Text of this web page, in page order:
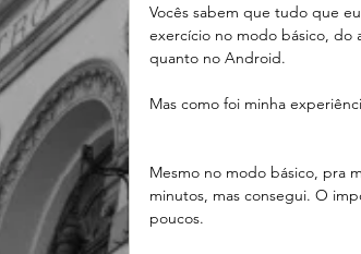
Vocês sabem que tudo que
exercício no modo básico, do
quanto no Android.
Mas como foi minha
Mesmo no modo básico, pra
minutos, mas consegui. O
poucos.